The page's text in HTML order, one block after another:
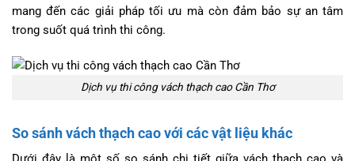
mang đến các giải pháp tối ưu mà còn đảm bảo sự an tâm
trong suốt quá trình thi công.
Dịch vụ thi công vách thạch cao Cần Thơ
So sánh vách thạch cao với các vật liệu khác